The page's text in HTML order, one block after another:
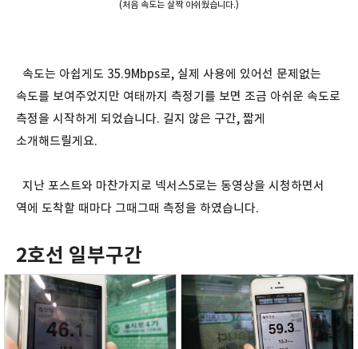
(처음 속도는 살짝 아쉬웠습니다.)
속도는 아쉽게도 35.9Mbps로, 실제 사용에 있어선 문제없는
속도를 보여주었지만 여태까지 측정기를 보면 조금 아쉬운 속도로
측정을 시작하게 되었습니다. 길지 않은 구간, 짧게
소개해드릴게요.
지난 포스트와 마찬가지로 넥서스5로는 동영상을 시청하면서
역에 도착할 때마다 그때그때 측정을 하였습니다.
2호선 일부구간